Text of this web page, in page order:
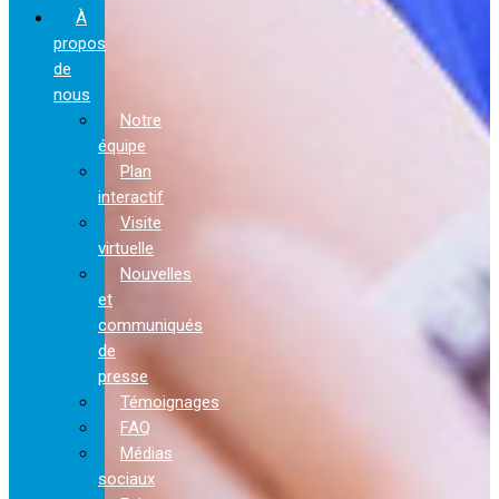
À
propos
de
nous
Notre
équipe
Plan
interactif
Visite
virtuelle
Nouvelles
et
communiqués
de
presse
Témoignages
FAQ
Médias
sociaux